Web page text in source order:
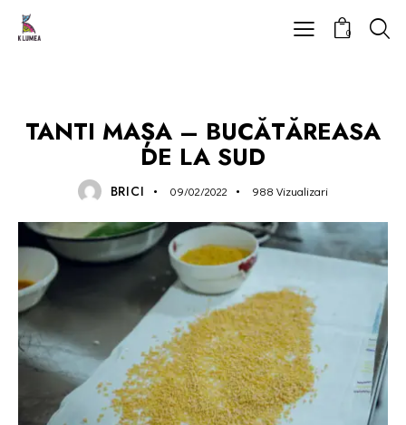
0
TANTI MAȘA – BUCĂTĂREASA
DE LA SUD
BRICI 09/02/2022 988 Vizualizari